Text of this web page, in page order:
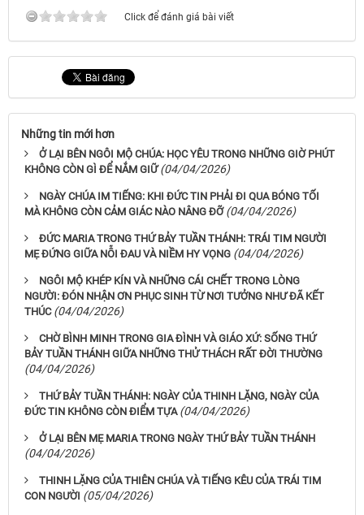
Click để đánh giá bài viết
Những tin mới hơn
Ở LẠI BÊN NGÔI MỘ CHÚA: HỌC YÊU TRONG NHỮNG GIỜ PHÚT
KHÔNG CÒN GÌ ĐỂ NẮM GIỮ (04/04/2026)
NGÀY CHÚA IM TIẾNG: KHI ĐỨC TIN PHẢI ĐI QUA BÓNG TỐI
MÀ KHÔNG CÒN CẢM GIÁC NÀO NÂNG ĐỠ (04/04/2026)
ĐỨC MARIA TRONG THỨ BẢY TUẦN THÁNH: TRÁI TIM NGƯỜI
MẸ ĐỨNG GIỮA NỖI ĐAU VÀ NIỀM HY VỌNG (04/04/2026)
NGÔI MỘ KHÉP KÍN VÀ NHỮNG CÁI CHẾT TRONG LÒNG
NGƯỜI: ĐÓN NHẬN ƠN PHỤC SINH TỪ NƠI TƯỞNG NHƯ ĐÃ KẾT
THÚC (04/04/2026)
CHỜ BÌNH MINH TRONG GIA ĐÌNH VÀ GIÁO XỨ: SỐNG THỨ
BẢY TUẦN THÁNH GIỮA NHỮNG THỬ THÁCH RẤT ĐỜI THƯỜNG
(04/04/2026)
THỨ BẢY TUẦN THÁNH: NGÀY CỦA THINH LẶNG, NGÀY CỦA
ĐỨC TIN KHÔNG CÒN ĐIỂM TỰA (04/04/2026)
Ở LẠI BÊN MẸ MARIA TRONG NGÀY THỨ BẢY TUẦN THÁNH
(04/04/2026)
THINH LẶNG CỦA THIÊN CHÚA VÀ TIẾNG KÊU CỦA TRÁI TIM
CON NGƯỜI (05/04/2026)